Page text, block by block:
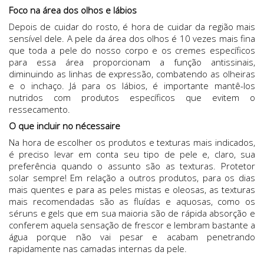
Foco na área dos olhos e lábios
Depois de cuidar do rosto, é hora de cuidar da região mais
sensível dele. A pele da área dos olhos é 10 vezes mais fina
que toda a pele do nosso corpo e os cremes específicos
para essa área proporcionam a função antissinais,
diminuindo as linhas de expressão, combatendo as olheiras
e o inchaço. Já para os lábios, é importante mantê-los
nutridos com produtos específicos que evitem o
ressecamento.
O que incluir no nécessaire
Na hora de escolher os produtos e texturas mais indicados,
é preciso levar em conta seu tipo de pele e, claro, sua
preferência quando o assunto são as texturas. Protetor
solar sempre! Em relação a outros produtos, para os dias
mais quentes e para as peles mistas e oleosas, as texturas
mais recomendadas são as fluídas e aquosas, como os
séruns e gels que em sua maioria são de rápida absorção e
conferem aquela sensação de frescor e lembram bastante a
água porque não vai pesar e acabam penetrando
rapidamente nas camadas internas da pele.